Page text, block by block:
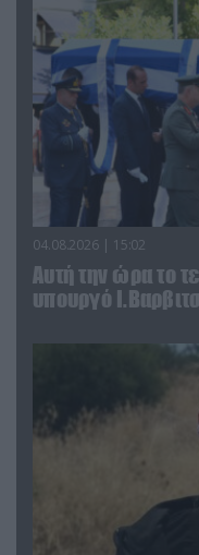
04.08.2026 | 15:02
Αυτή την ώρα το
υπουργό